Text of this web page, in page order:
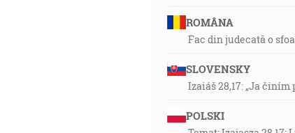
ROMÂNA
Fac din judecată o
SLOVENSKY
Izaiáš 28,17: „Ja
POLSKI